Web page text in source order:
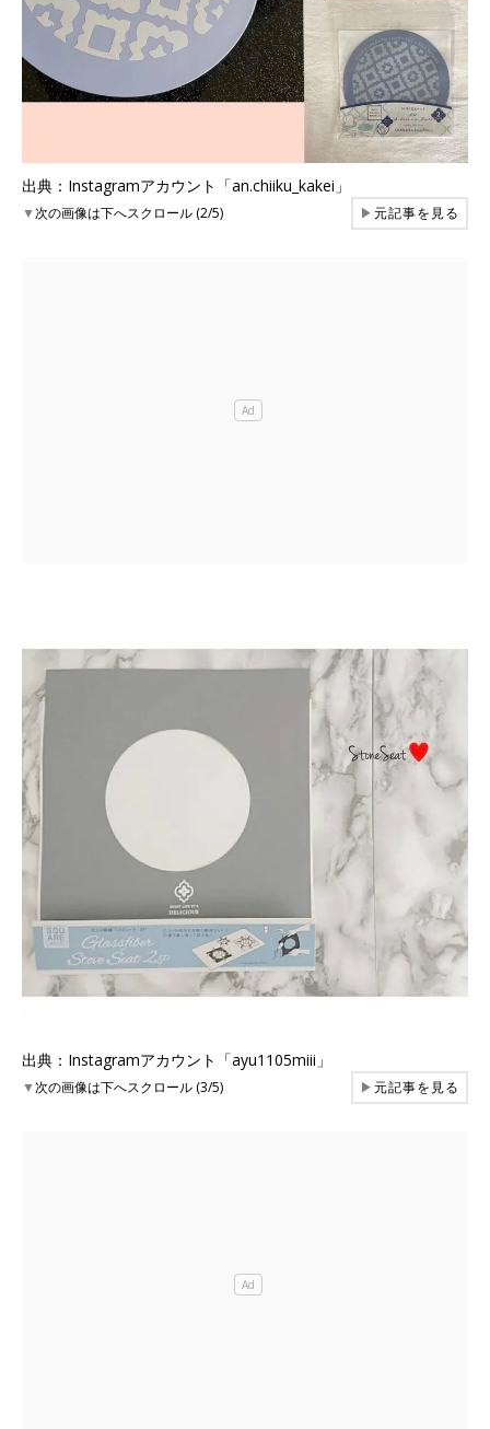
出典：Instagramアカウント「an.chiiku_kakei」
▼次の画像は下へスクロール (2/5) ▶元記事を見る
出典：Instagramアカウント「ayu1105miii」
▼次の画像は下へスクロール (3/5) ▶元記事を見る